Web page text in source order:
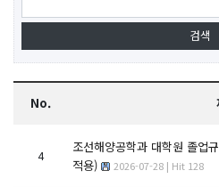
No.
4
조선해양공학과 대학원 졸업
적용)
2026-07-28 | Hit 128